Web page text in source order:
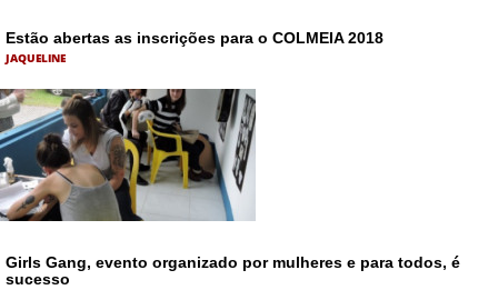
Estão abertas as inscrições para o COLMEIA 2018
JAQUELINE
Girls Gang, evento organizado por mulheres e para todos, é
sucesso